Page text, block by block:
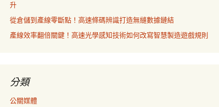
升
從倉儲到產線零斷點！高速條碼辨識打造無縫數據鏈結
產線效率翻倍關鍵！高速光學感知技術如何改寫智慧製造遊戲規則
分類
公關媒體